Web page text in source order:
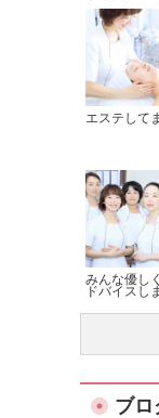
エステして
みんな優し
ドバイスし
ブロ